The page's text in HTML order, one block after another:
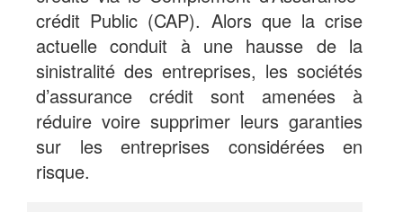
crédit Public (CAP). Alors que la crise
actuelle conduit à une hausse de la
sinistralité des entreprises, les sociétés
d’assurance crédit sont amenées à
réduire voire supprimer leurs garanties
sur les entreprises considérées en
risque.